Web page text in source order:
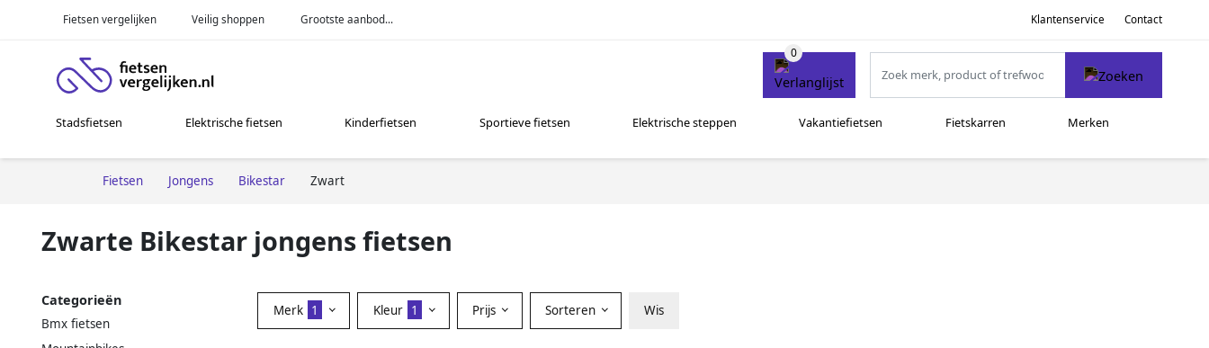
Fietsen vergelijken Veilig shoppen Grootste aanbod... Klantenservice Contact
Stadsfietsen Elektrische fietsen Kinderfietsen Sportieve fietsen Elektrische steppen Vakantiefietsen Fietskarren Merken
Fietsen Jongens Bikestar Zwart
Zwarte Bikestar jongens fietsen
Categorieën
Bmx fietsen
Merk 1 Kleur 1 Prijs Sorteren Wis